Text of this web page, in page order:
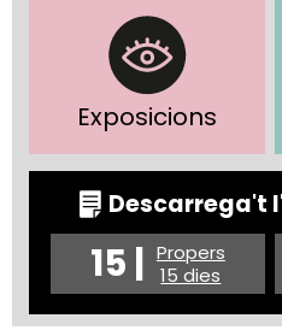
Exposicions
Descarrega't
15 | Propers
15 dies